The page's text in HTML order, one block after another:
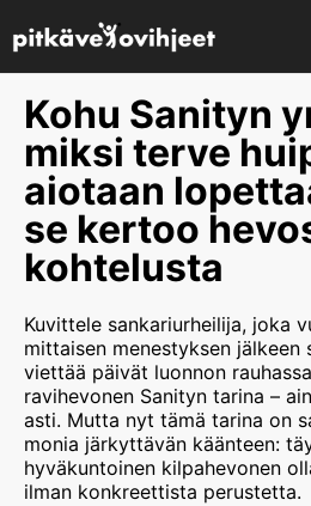
Kohu Sanityn
miksi terve
aiotaan
se kertoo
kohtelusta
Kuvittele sankariurheilija, joka
mittaisen menestyksen jälkeen
viettää päivät luonnon
ravihevonen Sanityn tarina –
asti. Mutta nyt tämä tarina on
monia järkyttävän käänteen:
hyväkuntoinen kilpahevonen
ilman konkreettista perustetta.